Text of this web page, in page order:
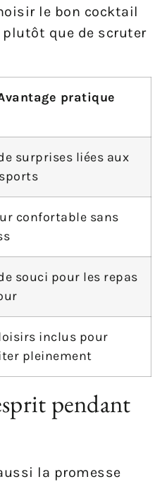
le bon cocktail
que de scruter
pratique
surprises liées aux
confortable sans
souci pour les repas
inclus pour
pleinement
pendant
la promesse